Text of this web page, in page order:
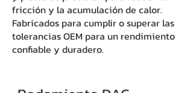
fricción y la acumulación de calor.
Fabricados para cumplir o superar las
tolerancias OEM para un rendimiento
confiable y duradero.